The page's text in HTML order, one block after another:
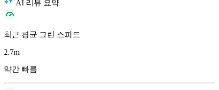
AI 리뷰 요약
최근 평균 그린 스피드
2.7m
약간 빠름